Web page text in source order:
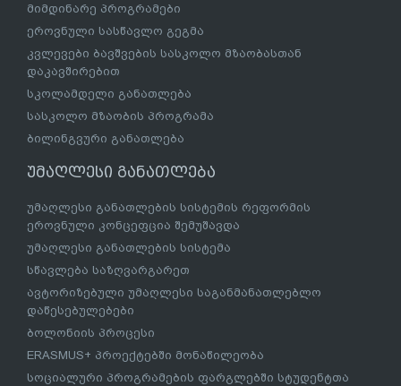
მიმდინარე პროგრამები
ეროვნული სასწავლო გეგმა
კვლევები ბავშვების სასკოლო მზაობასთან
დაკავშირებით
სკოლამდელი განათლება
სასკოლო მზაობის პროგრამა
ბილინგვური განათლება
უმაღლესი განათლება
უმაღლესი განათლების სისტემის რეფორმის
ეროვნული კონცეფცია შემუშავდა
უმაღლესი განათლების სისტემა
სწავლება საზღვარგარეთ
ავტორიზებული უმაღლესი საგანმანათლებლო
დაწესებულებები
ბოლონიის პროცესი
ERASMUS+ პროექტებში მონაწილეობა
სოციალური პროგრამების ფარგლებში სტუდენტთა